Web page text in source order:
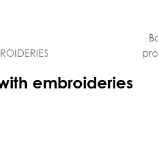
embroideries